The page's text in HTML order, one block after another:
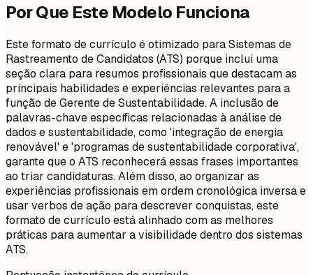
Por Que Este Modelo Funciona
Este formato de currículo é otimizado para Sistemas de
Rastreamento de Candidatos (ATS) porque inclui uma
seção clara para resumos profissionais que destacam as
principais habilidades e experiências relevantes para a
função de Gerente de Sustentabilidade. A inclusão de
palavras-chave específicas relacionadas à análise de
dados e sustentabilidade, como 'integração de energia
renovável' e 'programas de sustentabilidade corporativa',
garante que o ATS reconhecerá essas frases importantes
ao triar candidaturas. Além disso, ao organizar as
experiências profissionais em ordem cronológica inversa e
usar verbos de ação para descrever conquistas, este
formato de currículo está alinhado com as melhores
práticas para aumentar a visibilidade dentro dos sistemas
ATS.